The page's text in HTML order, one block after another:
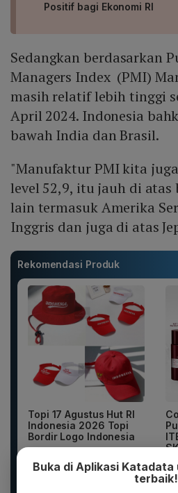
Positif bagi Ekonomi RI
Sedangkan berdasarkan
Managers Index (PMI)
masih relatif lebih tinggi
April 2024. Indonesia
bawah India dan Brasil.
"Manufaktur PMI kita
level 52,9, itu jauh di atas
lain termasuk Amerika
Inggris dan juga di atas
Rekomendasi Produk
Topi 17 Agustus Hut RI
Indonesia 2026 Topi
Bordir Logo Indonesia
Buka di Aplikasi
terbaik!